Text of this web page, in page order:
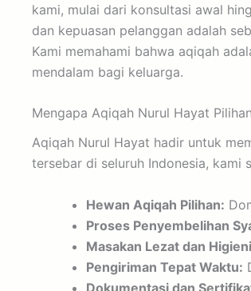
kami, mulai dari konsultasi awal
dan kepuasan pelanggan adalah
Kami memahami bahwa aqiqah
mendalam bagi keluarga.
Mengapa Aqiqah Nurul Hayat
Aqiqah Nurul Hayat hadir untuk
tersebar di seluruh Indonesia, kami
Hewan Aqiqah Pilihan:
Proses Penyembelihan
Masakan Lezat dan
Pengiriman Tepat Waktu:
Dokumentasi dan